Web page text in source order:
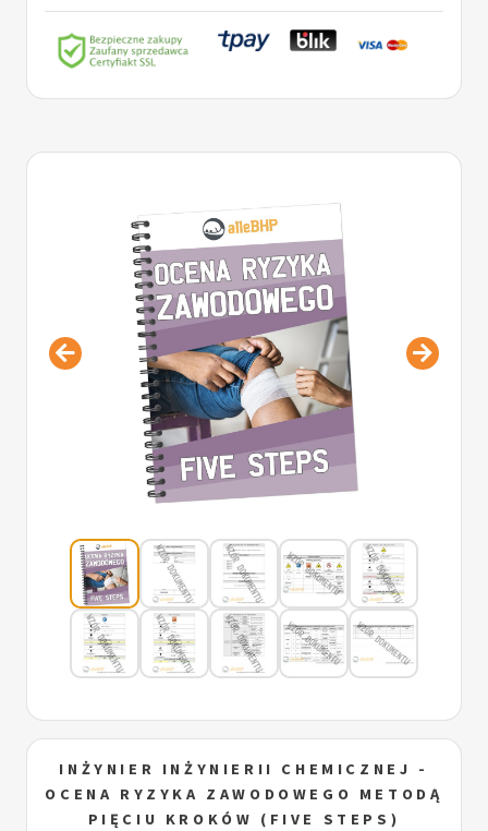
INŻYNIER INŻYNIERII CHEMICZNEJ -
OCENA RYZYKA ZAWODOWEGO METODĄ
PIĘCIU KROKÓW (FIVE STEPS)